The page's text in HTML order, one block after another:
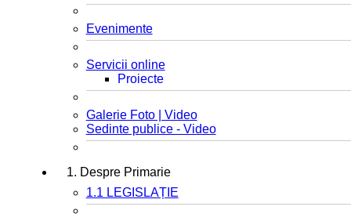
Evenimente
Servicii online
Proiecte
Galerie Foto | Video
Sedinte publice - Video
1. Despre Primarie
1.1 LEGISLAȚIE